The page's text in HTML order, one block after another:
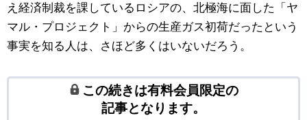
え経済制裁を課しているロシアの、北極海に面した「ヤ
マル・プロジェクト」からの生産ガス初荷だったという
事実を知る人は、さほど多くはいないだろう。
この続きは有料会員限定の
記事となります。